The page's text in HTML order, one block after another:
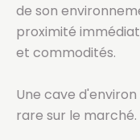
de son
proximité
et commodités.
Une cave
rare sur le marché.